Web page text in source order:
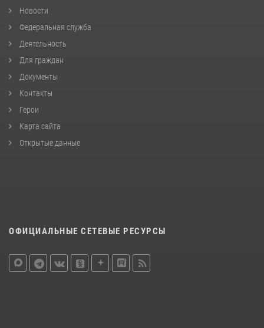
Новости
Федеральная служба
Деятельность
Для граждан
Документы
Контакты
Герои
Карта сайта
Открытые данные
ОФИЦИАЛЬНЫЕ СЕТЕВЫЕ РЕСУРСЫ